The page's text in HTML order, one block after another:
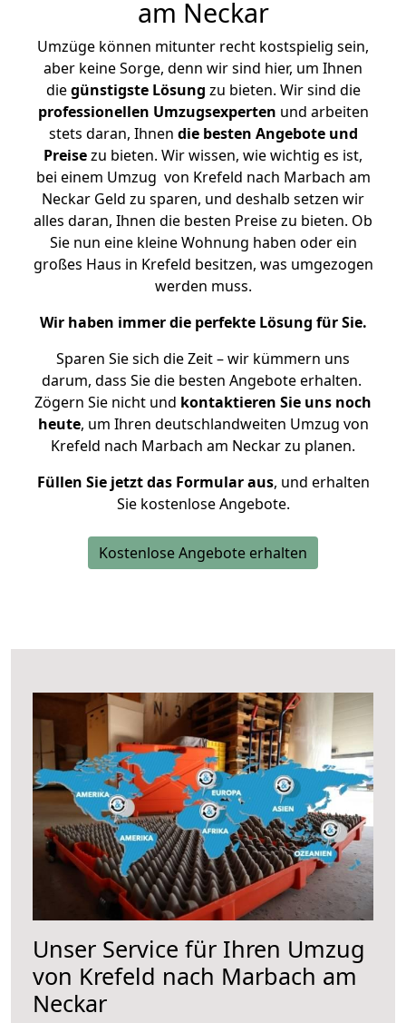
am Neckar
Umzüge können mitunter recht kostspielig sein,
aber keine Sorge, denn wir sind hier, um Ihnen
diegünstigste Lösung zu bieten. Wir sind die
professionellen Umzugsexperten und arbeiten
stets daran, Ihnen die besten Angebote und
Preisezu bieten. Wir wissen, wie wichtig es ist,
bei einem Umzug von Krefeld nach Marbach am
Neckar Geld zu sparen, und deshalb setzen wir
alles daran, Ihnen die besten Preise zu bieten. Ob
Sie nun eine kleine Wohnung haben oder ein
großes Haus in Krefeld besitzen, was umgezogen
werden muss.
Wir haben immer die perfekte Lösung für Sie.
Sparen Sie sich die Zeit – wir kümmern uns
darum, dass Sie die besten Angebote erhalten.
Zögern Sie nicht und kontaktieren Sie uns noch
heute, um Ihren deutschlandweiten Umzug von
Krefeld nach Marbach am Neckar zu planen.
Füllen Sie jetzt das Formular aus, und erhalten
Sie kostenlose Angebote.
Kostenlose Angebote erhalten
Unser Service für Ihren Umzug
von Krefeld nach Marbach am
Neckar